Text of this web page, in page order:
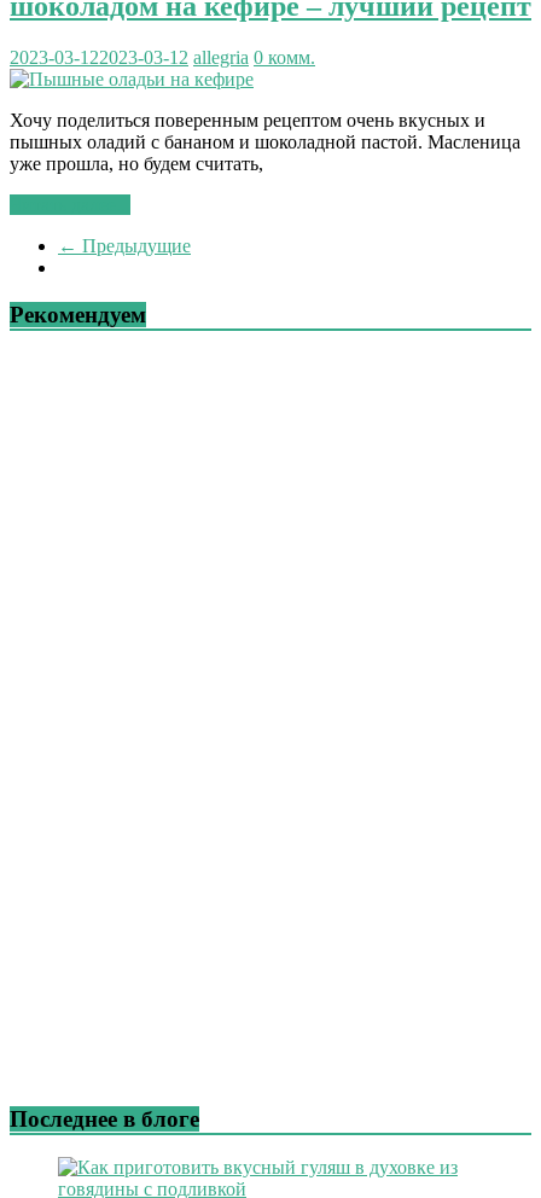
шоколадом на кефире – лучший рецепт
2023-03-122023-03-12 allegria 0 комм.
Хочу поделиться поверенным рецептом очень вкусных и
пышных оладий с бананом и шоколадной пастой. Масленица
уже прошла, но будем считать,
← Предыдущие
Рекомендуем
Последнее в блоге